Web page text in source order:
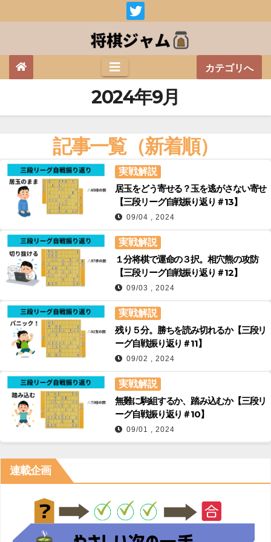
カテゴリへ
2024年9月
記事一覧（新着順）
実戦解説
居玉をどう寄せる？玉を逃がさない寄せ
【三段リーグ自戦振り返り＃13】
09/04 , 2024
実戦解説
１分将棋で運命の３択。相穴熊の攻防
【三段リーグ自戦振り返り＃12】
09/03 , 2024
実戦解説
残り５分。勝ちを読み切れるか【三段リ
ーグ自戦振り返り＃11】
09/02 , 2024
実戦解説
無難に駒組するか、踏み込むか【三段リ
ーグ自戦振り返り＃10】
09/01 , 2024
連載企画